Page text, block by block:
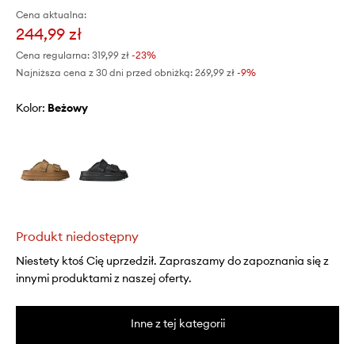
Cena aktualna:
244,99 zł
Cena regularna: 319,99 zł -23%
Najniższa cena z 30 dni przed obniżką: 269,99 zł -9%
Kolor: beżowy
Produkt niedostępny
Niestety ktoś Cię uprzedził. Zapraszamy do zapoznania się z
innymi produktami z naszej oferty.
Inne z tej kategorii